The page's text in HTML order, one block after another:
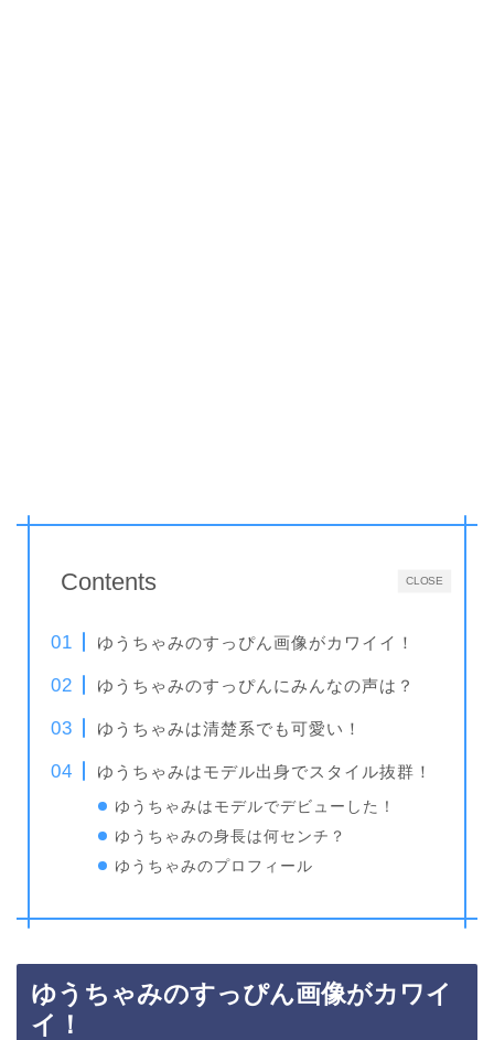
CLOSE
Contents
ゆうちゃみのすっぴん画像がカワイイ！
ゆうちゃみのすっぴんにみんなの声は？
ゆうちゃみは清楚系でも可愛い！
ゆうちゃみはモデル出身でスタイル抜群！
ゆうちゃみはモデルでデビューした！
ゆうちゃみの身長は何センチ？
ゆうちゃみのプロフィール
ゆうちゃみのすっぴん画像がカワイ
イ！